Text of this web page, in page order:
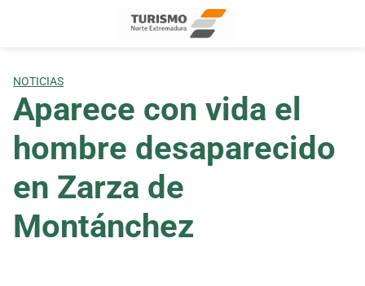
NOTICIAS
Aparece con vida el
hombre desaparecido
en Zarza de
Montánchez